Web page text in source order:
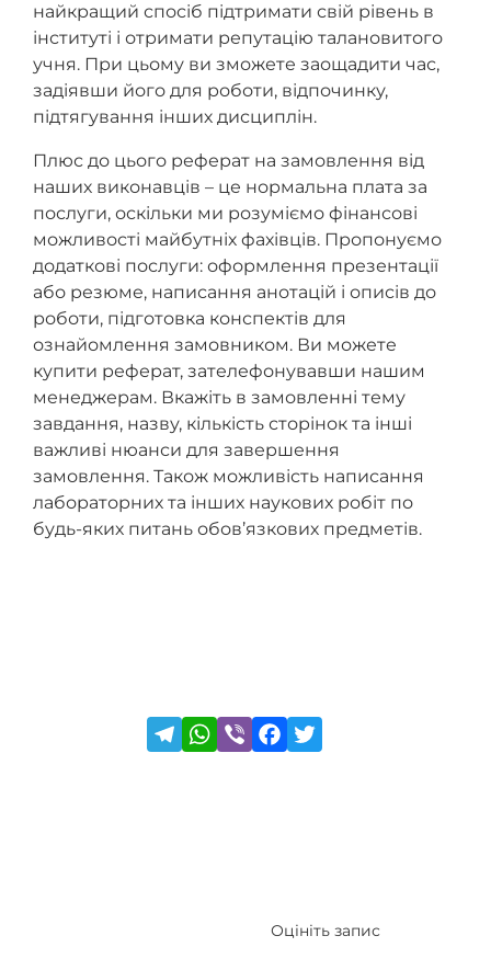
найкращий спосіб підтримати свій рівень в
інституті і отримати репутацію талановитого
учня. При цьому ви зможете заощадити час,
задіявши його для роботи, відпочинку,
підтягування інших дисциплін.
Плюс до цього реферат на замовлення від
наших виконавців – це нормальна плата за
послуги, оскільки ми розуміємо фінансові
можливості майбутніх фахівців. Пропонуємо
додаткові послуги: оформлення презентації
або резюме, написання анотацій і описів до
роботи, підготовка конспектів для
ознайомлення замовником. Ви можете
купити реферат, зателефонувавши нашим
менеджерам. Вкажіть в замовленні тему
завдання, назву, кількість сторінок та інші
важливі нюанси для завершення
замовлення. Також можливість написання
лабораторних та інших наукових робіт по
будь-яких питань обов’язкових предметів.
Оцініть запис